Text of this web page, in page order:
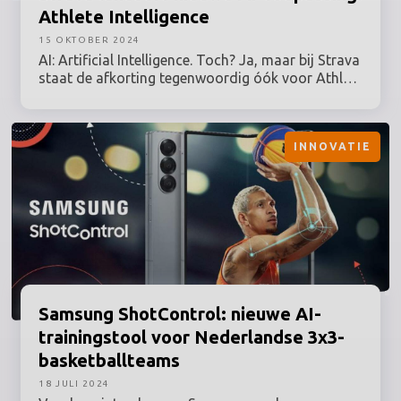
Athlete Intelligence
AI: Artificial Intelligence. Toch? Ja, maar bij Strava
staat de afkorting tegenwoordig óók voor Athlete
Intelligence een AI-toepassing ontwikkeld die –
wel alleen de betalende Strava-gebruikers –
meteen na de training een analyse met feedback
geeft.
15 OKTOBER 2024
Samsung ShotControl: nieuwe AI-
trainingstool voor Nederlandse 3x3-
basketballteams
INNOVATIE
18 JULI 2024